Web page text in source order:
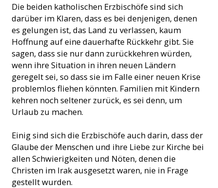
Die beiden katholischen Erzbischöfe sind sich
darüber im Klaren, dass es bei denjenigen, denen
es gelungen ist, das Land zu verlassen, kaum
Hoffnung auf eine dauerhafte Rückkehr gibt. Sie
sagen, dass sie nur dann zurückkehren würden,
wenn ihre Situation in ihren neuen Ländern
geregelt sei, so dass sie im Falle einer neuen Krise
problemlos fliehen könnten. Familien mit Kindern
kehren noch seltener zurück, es sei denn, um
Urlaub zu machen.
Einig sind sich die Erzbischöfe auch darin, dass der
Glaube der Menschen und ihre Liebe zur Kirche bei
allen Schwierigkeiten und Nöten, denen die
Christen im Irak ausgesetzt waren, nie in Frage
gestellt wurden.